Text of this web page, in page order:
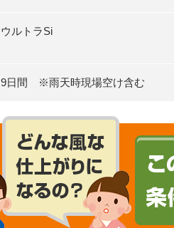
ウルトラSi
9日間 ※雨天時現場空け含む